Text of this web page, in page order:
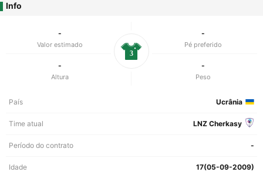
Info
-
Valor estimado
-
Pé preferido
-
Altura
-
Peso
3
País Ucrânia
Time atual LNZ Cherkasy
Período do contrato -
Idade 17(05-09-2009)